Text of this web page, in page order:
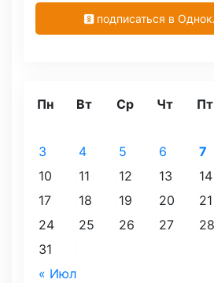
подписаться в
Пн Вт Ср Чт Пт
« Июл
3
4 5 6 7
10
11 12 13 14
17
18 19 20 21
24
25 26 27 28
31